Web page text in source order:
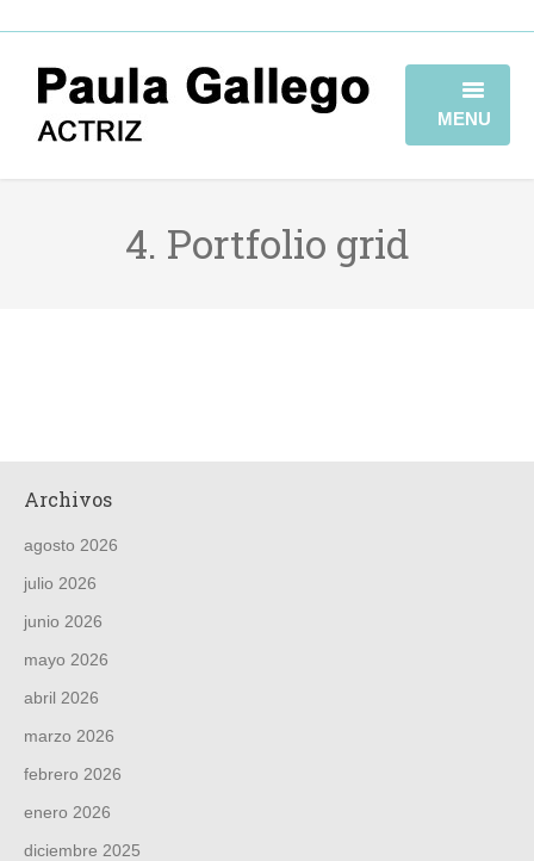
MENU
HOME
BIOGRAFÍA
4. Portfolio grid
Archivos
agosto 2026
julio 2026
junio 2026
mayo 2026
abril 2026
marzo 2026
febrero 2026
enero 2026
diciembre 2025